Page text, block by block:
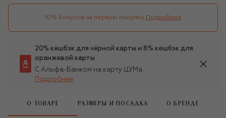
10% бонусов за первую покупку Подробнее
20% кешбэк для чёрной карты и 8% кешбэк для
оранжевой карты
С Альфа-Банком на карту ЦУМа
Подробнее
О ТОВАРЕ РАЗМЕРЫ И ПОСАДКА О БРЕНДЕ